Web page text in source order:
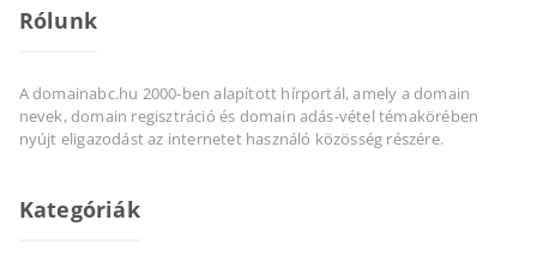
Rólunk
A domainabc.hu 2000-ben alapított hírportál, amely a domain
nevek, domain regisztráció és domain adás-vétel témakörében
nyújt eligazodást az internetet használó közösség részére.
Kategóriák